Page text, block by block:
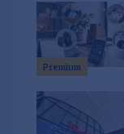
Premium